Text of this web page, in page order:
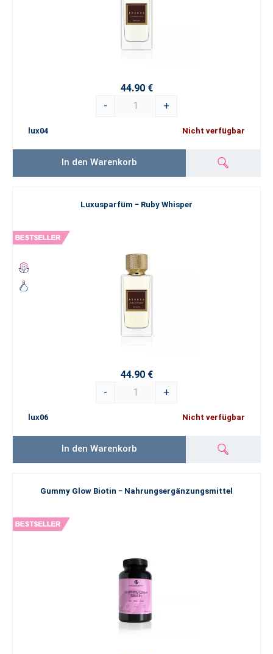
44.90 €
-
+
lux04 Nicht verfügbar
In den Warenkorb
Luxusparfüm − Ruby Whisper
44.90 €
-
+
lux06 Nicht verfügbar
In den Warenkorb
Gummy Glow Biotin − Nahrungsergänzungsmittel